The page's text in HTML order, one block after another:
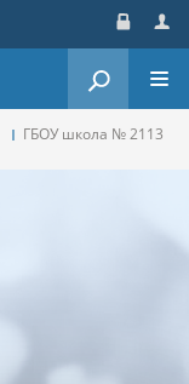
ГБОУ школа № 2113